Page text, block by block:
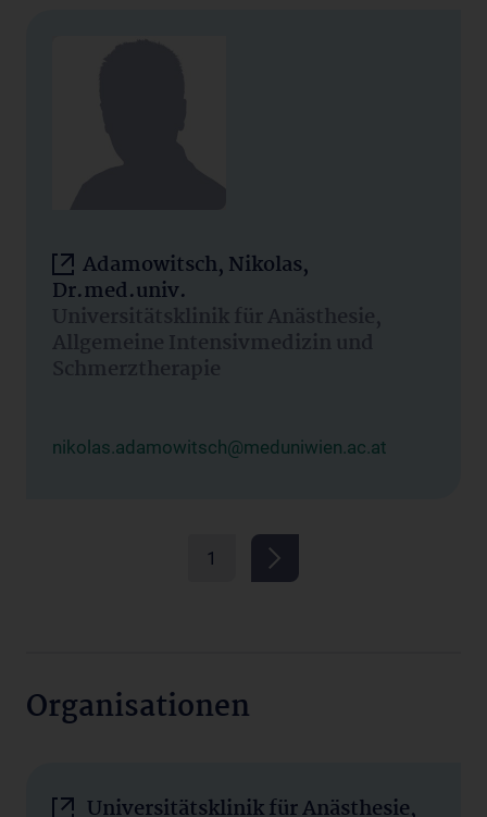
Adamowitsch, Nikolas,
Dr.med.univ.
Universitätsklinik für Anästhesie,
Allgemeine Intensivmedizin und
Schmerztherapie
nikolas.adamowitsch@meduniwien.ac.at
1
Organisationen
Universitätsklinik für Anästhesie,